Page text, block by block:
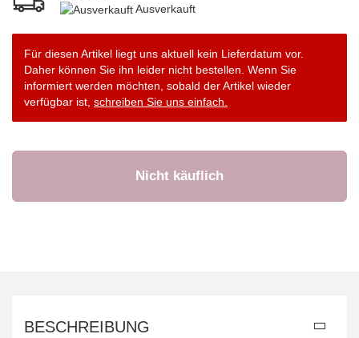
Ausverkauft
Für diesen Artikel liegt uns aktuell kein Lieferdatum vor.
Daher können Sie ihn leider nicht bestellen. Wenn Sie
informiert werden möchten, sobald der Artikel wieder
verfügbar ist, schreiben Sie uns einfach.
BESCHREIBUNG